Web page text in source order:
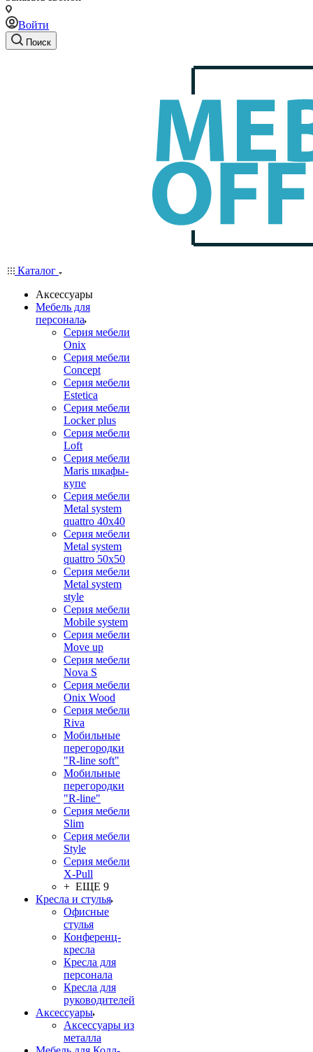
Войти
Поиск
Каталог
Аксессуары
Мебель для
персонала
Серия мебели
Onix
Серия мебели
Concept
Серия мебели
Estetica
Серия мебели
Locker plus
Серия мебели
Loft
Серия мебели
Maris шкафы-
купе
Серия мебели
Metal system
quattro 40x40
Серия мебели
Metal system
quattro 50x50
Серия мебели
Metal system
style
Серия мебели
Mobile system
Серия мебели
Move up
Серия мебели
Nova S
Серия мебели
Onix Wood
Серия мебели
Riva
Мобильные
перегородки
"R-line soft"
Мобильные
перегородки
"R-line"
Серия мебели
Slim
Серия мебели
Style
Серия мебели
X-Pull
+ ЕЩЕ 9
Кресла и стулья
Офисные
стулья
Конференц-
кресла
Кресла для
персонала
Кресла для
руководителей
Аксессуары
Аксессуары из
металла